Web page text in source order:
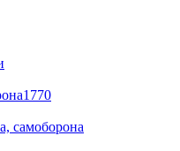
1770
самоборона